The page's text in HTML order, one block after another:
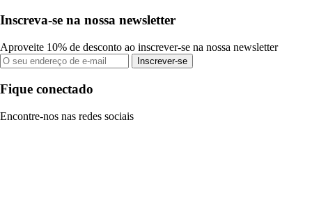
Inscreva-se na nossa newsletter
Aproveite 10% de desconto ao inscrever-se na nossa newsletter
Inscrever-se
Fique conectado
Encontre-nos nas redes sociais